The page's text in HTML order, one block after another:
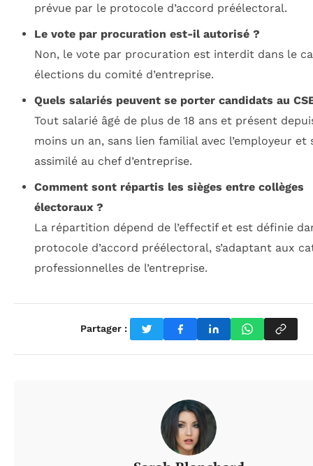
prévue par le protocole d’accord préélectoral.
Le vote par procuration est-il autorisé ?
Non, le vote par procuration est interdit dans le
élections du comité d’entreprise.
Quels salariés peuvent se porter candidats au
Tout salarié âgé de plus de 18 ans et présent
moins un an, sans lien familial avec l’employeur et
assimilé au chef d’entreprise.
Comment sont répartis les sièges entre collèges
électoraux ?
La répartition dépend de l’effectif et est définie
protocole d’accord préélectoral, s’adaptant aux
professionnelles de l’entreprise.
Partager :